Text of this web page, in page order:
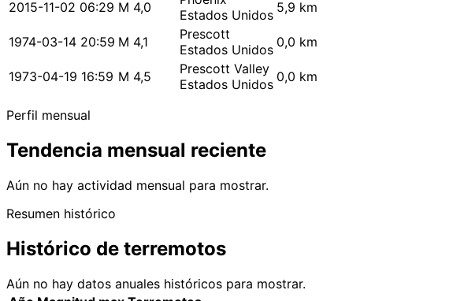
2015-11-02 06:29 M 4,0
Estados Unidos 5,9 km
1974-03-14 20:59 M 4,1
Prescott
Estados Unidos 0,0 km
1973-04-19 16:59 M 4,5
Prescott Valley
Estados Unidos 0,0 km
Perfil mensual
Tendencia mensual reciente
Aún no hay actividad mensual para mostrar.
Resumen histórico
Histórico de terremotos
Aún no hay datos anuales históricos para mostrar.